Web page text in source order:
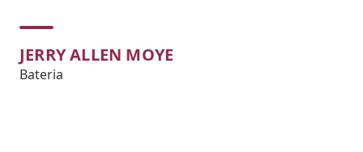
JERRY ALLEN MOYE
Bateria